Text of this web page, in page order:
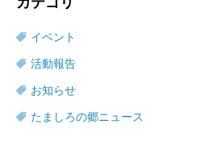
イベント
活動報告
お知らせ
たましろの郷ニュース